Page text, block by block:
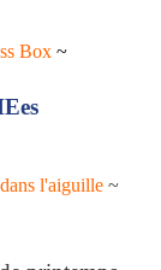
Box ~
l'aiguille ~